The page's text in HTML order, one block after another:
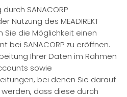
SANACORP
Nutzung des MEADIREKT
Sie die Möglichkeit einen
bei SANACORP zu eröffnen.
Ihrer Daten im Rahmen
sowie
bei denen Sie darauf
dass diese durch